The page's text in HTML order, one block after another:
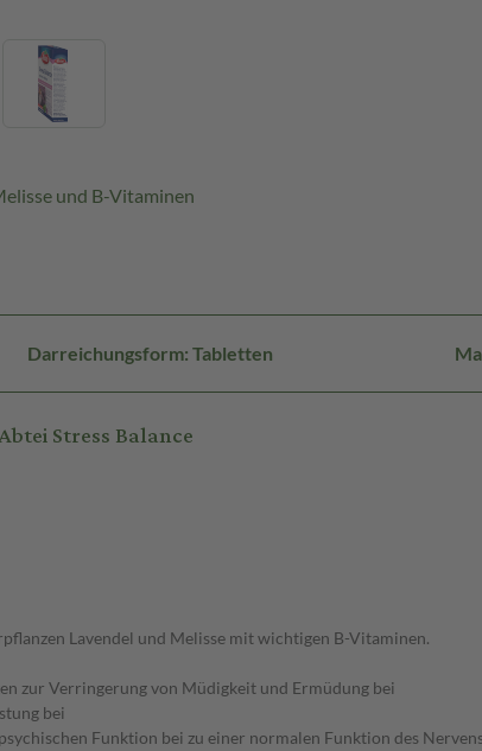
und B-Vitaminen
Darreichungsform: Tabletten
Stress Balance
Lavendel und Melisse mit wichtigen B-Vitaminen.
zur Verringerung von Müdigkeit und Ermüdung bei
bei
Funktion bei zu einer normalen Funktion des